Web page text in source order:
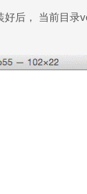
后， 当前目录